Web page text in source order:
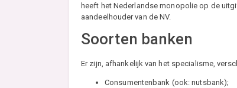
heeft het Nederlandse monopolie op de
aandeelhouder van de NV.
Soorten banken
Er zijn, afhankelijk van het specialisme,
Consumentenbank (ook: nutsbank);